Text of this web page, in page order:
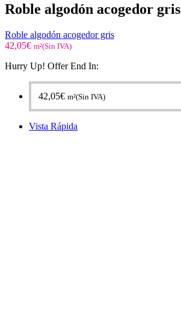
Roble algodón acogedor gris
Roble algodón acogedor gris
42,05€ m²(Sin IVA)
Hurry Up! Offer End In:
42,05€ m²(Sin IVA)
Vista Rápida